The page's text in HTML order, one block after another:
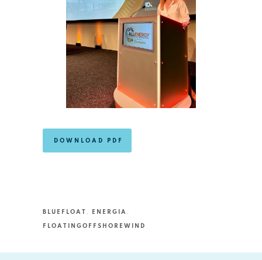
DOWNLOAD PDF
BLUEFLOAT , ENERGIA ,
FLOATINGOFFSHOREWIND